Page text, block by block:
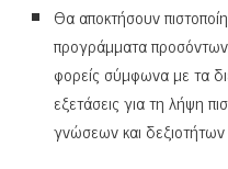
Θα αποκτήσουν
προγράμματα
φορείς σύμφωνα με τα
εξετάσεις για τη λήψη
γνώσεων και δεξιοτήτων